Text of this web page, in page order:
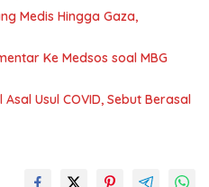
Medis Hingga Gaza,
Ke Medsos soal MBG
Usul COVID, Sebut Berasal